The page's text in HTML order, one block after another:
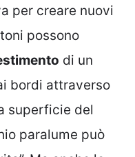
per creare nuovi
possono
di un
bordi attraverso
superficie del
paralume può